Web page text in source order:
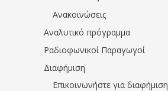
Ανακοινώσεις
Αναλυτικό πρόγραμμα
Ραδιοφωνικοί Παραγωγοί
Διαφήμιση
Επικοινωνήστε για διαφήμιση